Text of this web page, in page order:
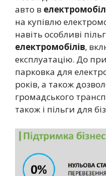
авто в
на купівлю
навіть особливі
електромобілів,
експлуатацію. До
парковка для
років, а також
громадського
також і пільги для